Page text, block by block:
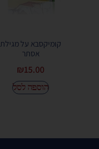
קומיקסבא על מגילת
אסתר
₪15.00
הוספה לסל